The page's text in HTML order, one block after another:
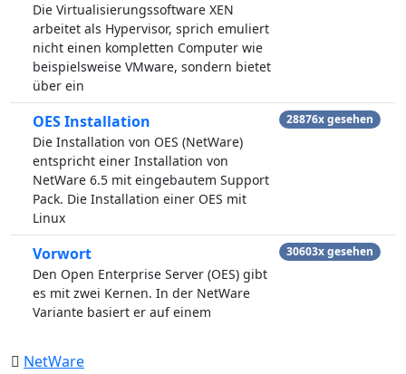
Die Virtualisierungssoftware XEN
arbeitet als Hypervisor, sprich emuliert
nicht einen kompletten Computer wie
beispielsweise VMware, sondern bietet
über ein
OES Installation
Die Installation von OES (NetWare)
entspricht einer Installation von
NetWare 6.5 mit eingebautem Support
Pack. Die Installation einer OES mit
Linux
28876x gesehen
Vorwort
Den Open Enterprise Server (OES) gibt
es mit zwei Kernen. In der NetWare
Variante basiert er auf einem
30603x gesehen
NetWare